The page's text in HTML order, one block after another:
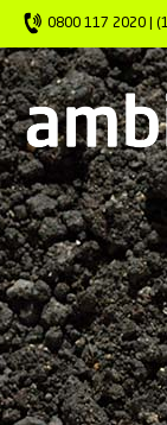
0800 117 2020 |